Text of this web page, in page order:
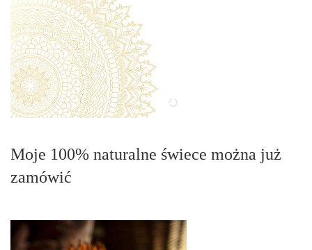
Moje 100% naturalne świece można już
zamówić